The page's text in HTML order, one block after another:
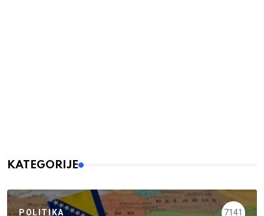
KATEGORIJE
POLITIKA 7141